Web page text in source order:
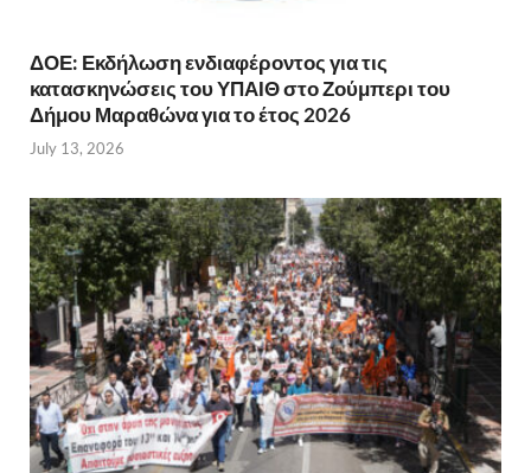
ΔΟΕ: Εκδήλωση ενδιαφέροντος για τις
κατασκηνώσεις του ΥΠΑΙΘ στο Ζούμπερι του
Δήμου Μαραθώνα για το έτος 2026
July 13, 2026